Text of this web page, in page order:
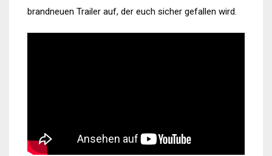
brandneuen Trailer auf, der euch sicher gefallen wird.